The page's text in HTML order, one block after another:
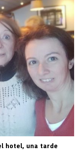
hotel, una tarde